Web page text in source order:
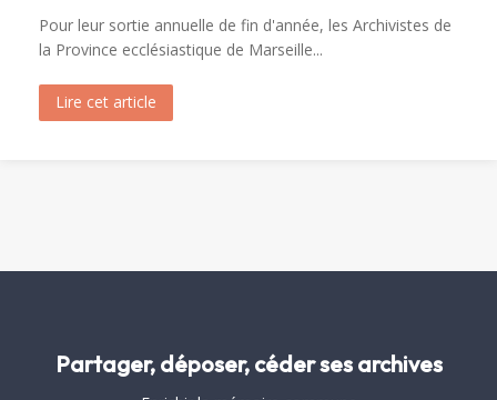
Pour leur sortie annuelle de fin d'année, les Archivistes de
la Province ecclésiastique de Marseille...
Lire cet article
Partager, déposer, céder ses archives